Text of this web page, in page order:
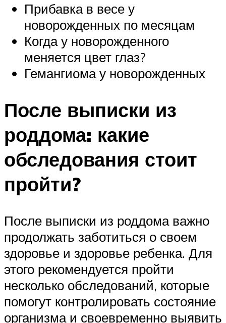
Прибавка в весе у
новорожденных по месяцам
Когда у новорожденного
меняется цвет глаз?
Гемангиома у новорожденных
После выписки из
роддома: какие
обследования стоит
пройти?
После выписки из роддома важно
продолжать заботиться о своем
здоровье и здоровье ребенка. Для
этого рекомендуется пройти
несколько обследований, которые
помогут контролировать состояние
организма и своевременно выявить